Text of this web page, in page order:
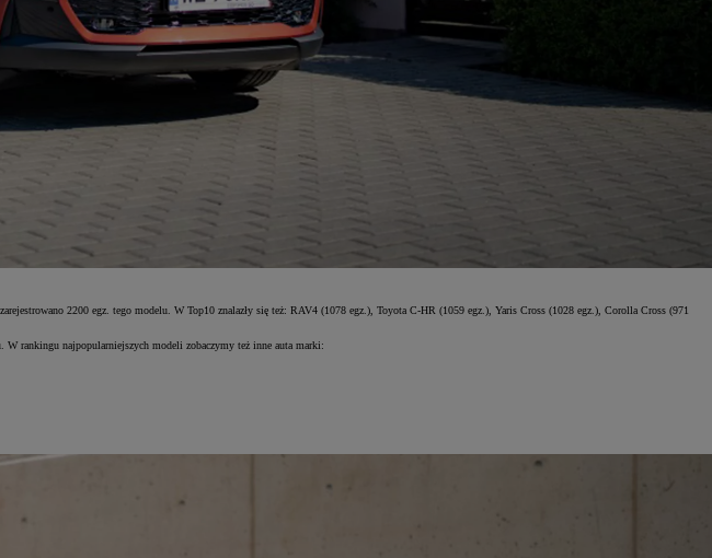
2200 egz. tego modelu. W Top10 znalazły się też: RAV4 (1078 egz.), Toyota C-HR (1059 egz.), Yaris Cross (1028 egz.), Corolla Cross (971
rankingu najpopularniejszych modeli zobaczymy też inne auta marki: